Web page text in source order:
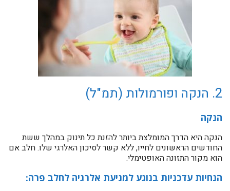
2. הנקה ופורמולות (תמ"ל)
הנקה
הנקה היא הדרך המומלצת ביותר להזנת כל תינוק במהלך ששת
החודשים הראשונים לחייו, ללא קשר לסיכון האלרגי שלו. חלב אם
הוא מקור התזונה האופטימלי.
הנחיות עדכניות בנוגע למניעת אלרגיה לחלב פרה: